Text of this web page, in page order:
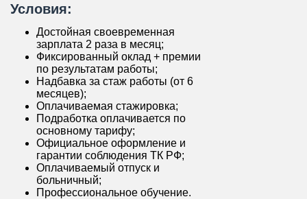
Условия:
Достойная своевременная
зарплата 2 раза в месяц;
Фиксированный оклад + премии
по результатам работы;
Надбавка за стаж работы (от 6
месяцев);
Оплачиваемая стажировка;
Подработка оплачивается по
основному тарифу;
Официальное оформление и
гарантии соблюдения ТК РФ;
Оплачиваемый отпуск и
больничный;
Профессиональное обучение.